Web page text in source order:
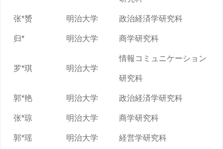
张*赟 明治大学 政治経済学研究科
归* 明治大学 商学研究科
罗*琪 明治大学
情報コミュニケーション
研究科
郭*艳 明治大学 政治経済学研究科
张*琼 明治大学 商学研究科
郭*瑶 明治大学 経営学研究科